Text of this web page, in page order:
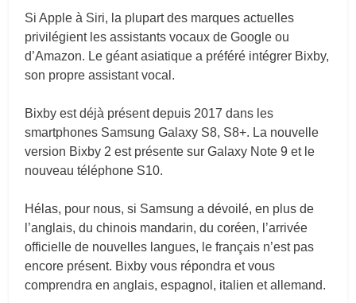
Si Apple à Siri, la plupart des marques actuelles
privilégient les assistants vocaux de Google ou
d’Amazon. Le géant asiatique a préféré intégrer Bixby,
son propre assistant vocal.
Bixby est déjà présent depuis 2017 dans les
smartphones Samsung Galaxy S8, S8+. La nouvelle
version Bixby 2 est présente sur Galaxy Note 9 et le
nouveau téléphone S10.
Hélas, pour nous, si Samsung a dévoilé, en plus de
l’anglais, du chinois mandarin, du coréen, l’arrivée
officielle de nouvelles langues, le français n’est pas
encore présent. Bixby vous répondra et vous
comprendra en anglais, espagnol, italien et allemand.